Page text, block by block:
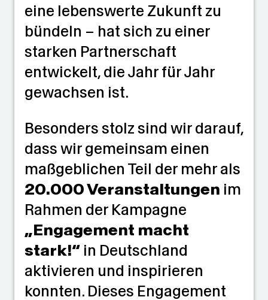
eine lebenswerte Zukunft zu
bündeln – hat sich zu einer
starken Partnerschaft
entwickelt, die Jahr für Jahr
gewachsen ist.
Besonders stolz sind wir darauf,
dass wir gemeinsam einen
maßgeblichen Teil der mehr als
20.000 Veranstaltungen im
Rahmen der Kampagne
„Engagement macht
stark!“in Deutschland
aktivieren und inspirieren
konnten. Dieses Engagement